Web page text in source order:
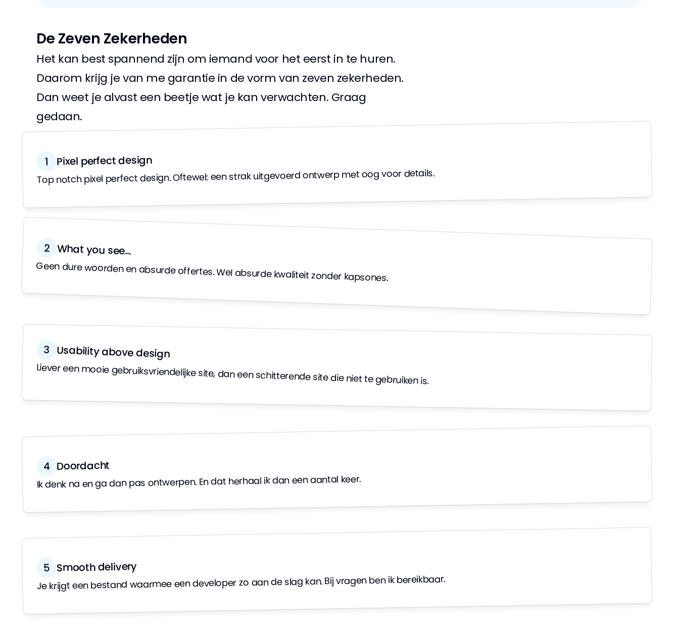
De Zeven Zekerheden
Het kan best spannend zijn om iemand voor het eerst in te huren.
Daarom krijg je van me garantie in de vorm van zeven zekerheden.
Dan weet je alvast een beetje wat je kan verwachten. Graag
gedaan.
1 Pixel perfect design
Top notch pixel perfect design. Oftewel: een strak uitgevoerd ontwerp met oog voor details.
2 What you see...
Geen dure woorden en absurde offertes. Wel absurde kwaliteit zonder kapsones.
3 Usability above design
Liever een mooie gebruiksvriendelijke site, dan een schitterende site die niet te gebruiken is.
4 Doordacht
Ik denk na en ga dan pas ontwerpen. En dat herhaal ik dan een aantal keer.
5 Smooth delivery
Je krijgt een bestand waarmee een developer zo aan de slag kan. Bij vragen ben ik bereikbaar.